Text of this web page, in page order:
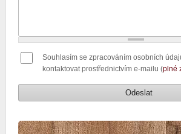
Souhlasím se zpracováním osobních
kontaktovat prostřednictvím e-mailu (plné